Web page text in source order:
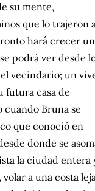
su mente,
que lo trajeron
hará crecer un
podrá ver desde
vecindario; un
futura casa de
Bruna se
que conoció en
donde se
la ciudad entera
a una costa